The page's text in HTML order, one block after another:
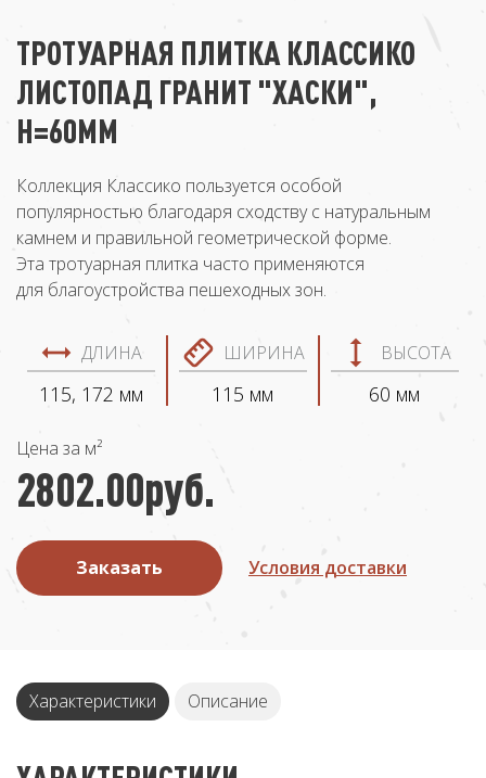
ТРОТУАРНАЯ ПЛИТКА КЛАССИКО
ЛИСТОПАД ГРАНИТ "ХАСКИ",
Н=60ММ
Коллекция Классико пользуется особой
популярностью благодаря сходству с натуральным
камнем и правильной геометрической форме.
Эта тротуарная плитка часто применяются
для благоустройства пешеходных зон.
ДЛИНА
115, 172 мм
ШИРИНА
115 мм
ВЫСОТА
60 мм
Цена за м²
2802.00руб.
Заказать Условия доставки
Характеристики Описание